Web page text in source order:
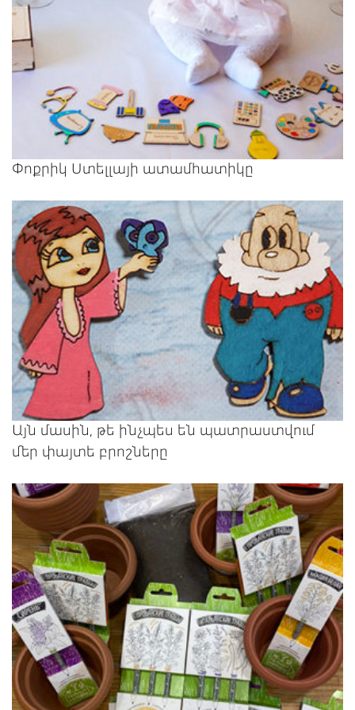
Փոքրիկ Ստելլայի ատամհատիկը
Այն մասին, թե ինչպես են պատրաստվում
մեր փայտե բրոշները